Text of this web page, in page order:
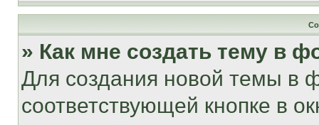
» Как мне создать тему в
Для создания новой темы в
соответствующей кнопке в